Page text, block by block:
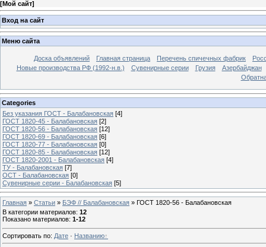
[Мой сайт]
Вход на сайт
Меню сайта
Доска объявлений Главная страница Перечень спичечных фабрик
Новые производства РФ (1992-н.в.)
Сувенирные серии Грузия
Азербайджан
Categories
Без указания ГОСТ - Балабановская [4]
ГОСТ 1820-45 - Балабановская [2]
ГОСТ 1820-56 - Балабановская [12]
ГОСТ 1820-69 - Балабановская [6]
ГОСТ 1820-77 - Балабановская [0]
ГОСТ 1820-85 - Балабановская [12]
ГОСТ 1820-2001 - Балабановская [4]
ТУ - Балабановская [7]
ОСТ - Балабановская [0]
Сувенирные серии - Балабановская [5]
Главная » Статьи » БЭФ // Балабановская » ГОСТ 1820-56 - Балабановская
В категории материалов: 12
Показано материалов: 1-12
Сортировать по: Дате · Названию